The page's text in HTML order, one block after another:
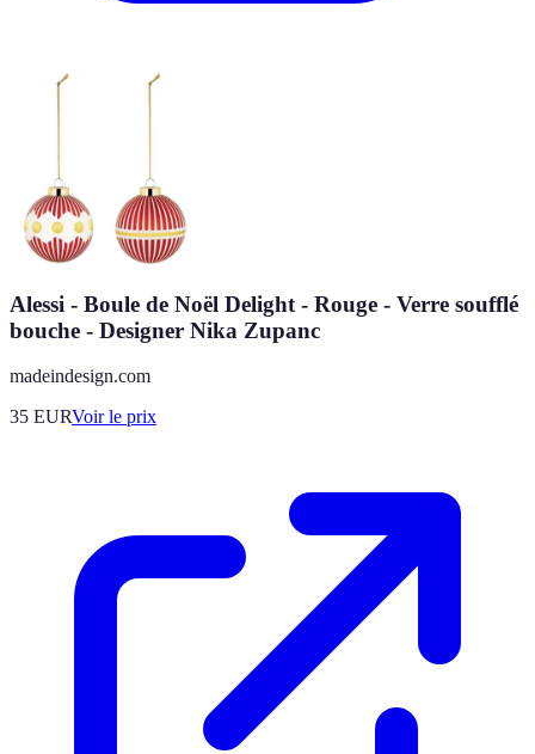
Alessi - Boule de Noël Delight - Rouge - Verre soufflé
bouche - Designer Nika Zupanc
madeindesign.com
35 EURVoir le prix